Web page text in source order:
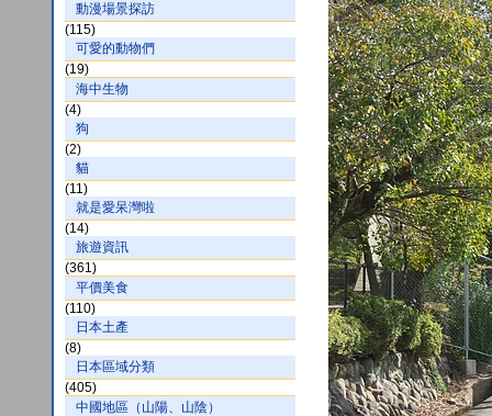
動漫場景探訪
(115)
可愛的動物們
(19)
海中生物
(4)
狗
(2)
貓
(11)
就是愛呆灣啦
(14)
旅遊資訊
(361)
平價美食
(110)
日本土產
(8)
日本區域分類
(405)
中國地區（山陽、山陰）